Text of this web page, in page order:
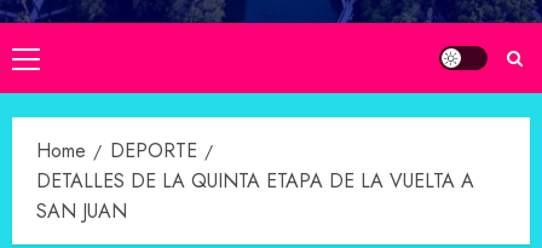
Primary
Menu
Home
DEPORTE
DETALLES DE LA QUINTA ETAPA DE LA VUELTA A
SAN JUAN